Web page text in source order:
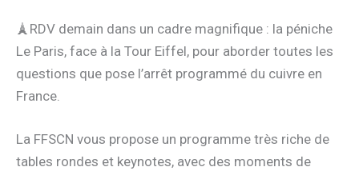
🗼RDV demain dans un cadre magnifique : la péniche
Le Paris, face à la Tour Eiffel, pour aborder toutes les
questions que pose l’arrêt programmé du cuivre en
France.
La FFSCN vous propose un programme très riche de
tables rondes et keynotes, avec des moments de